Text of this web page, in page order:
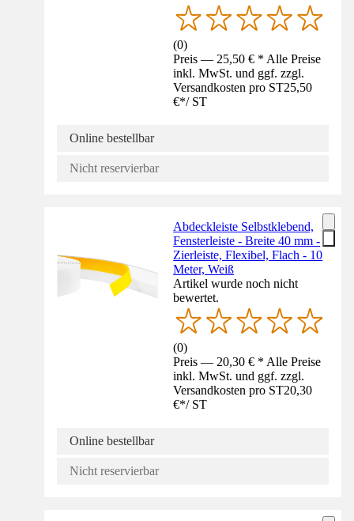
(0)
Preis — 25,50 € * Alle Preise
inkl. MwSt. und ggf. zzgl.
Versandkosten pro ST25,50
€*/ ST
Online bestellbar
Nicht reservierbar
Abdeckleiste Selbstklebend,
Fensterleiste - Breite 40 mm -
Zierleiste, Flexibel, Flach - 10
Meter, Weiß
Artikel wurde noch nicht
bewertet.
(0)
Preis — 20,30 € * Alle Preise
inkl. MwSt. und ggf. zzgl.
Versandkosten pro ST20,30
€*/ ST
Online bestellbar
Nicht reservierbar